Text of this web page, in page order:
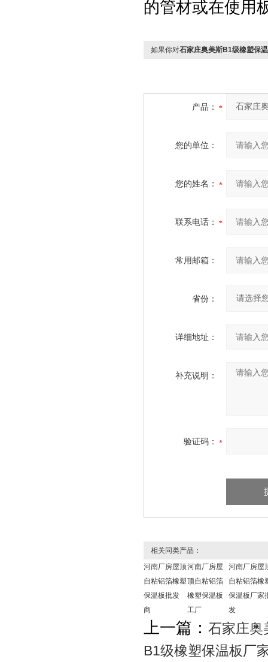
的管材或在使用
如果你对石家庄奥美斯B1级橡塑保
产品：
您的单位：
您的姓名：
联系电话：
常用邮箱：
省份：
详细地址：
补充说明：
验证码：
相关同类产品：
河南厂房屋顶
自粘铝箔橡塑
保温板批发
商
河南厂房屋
顶自粘铝箔
橡塑保温板
工厂
河南厂房屋
自粘铝箔橡
保温板厂家
发
上一篇： 石家庄奥
B1级橡塑保温板厂